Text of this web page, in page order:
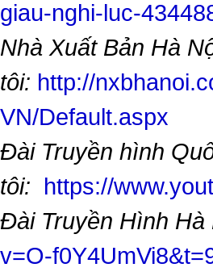
giau-nghi-luc-
Nhà Xuất Bản Hà
tôi: http://
VN/Default.aspx
Đài Truyền hình
tôi: https://
Đài Truyền Hình
v=O-